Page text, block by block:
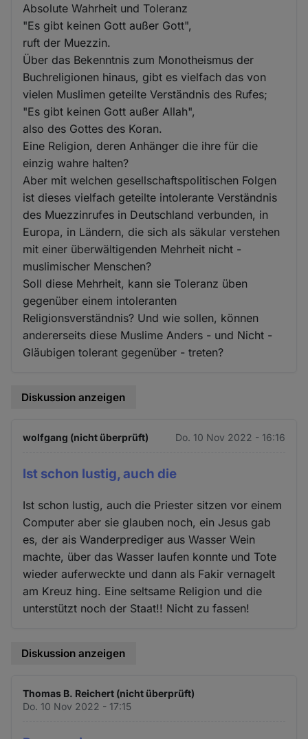
Absolute Wahrheit und Toleranz
"Es gibt keinen Gott außer Gott",
ruft der Muezzin.
Über das Bekenntnis zum Monotheismus der
Buchreligionen hinaus, gibt es vielfach das von
vielen Muslimen geteilte Verständnis des Rufes;
"Es gibt keinen Gott außer Allah",
also des Gottes des Koran.
Eine Religion, deren Anhänger die ihre für die
einzig wahre halten?
Aber mit welchen gesellschaftspolitischen Folgen
ist dieses vielfach geteilte intolerante Verständnis
des Muezzinrufes in Deutschland verbunden, in
Europa, in Ländern, die sich als säkular verstehen
mit einer überwältigenden Mehrheit nicht -
muslimischer Menschen?
Soll diese Mehrheit, kann sie Toleranz üben
gegenüber einem intoleranten
Religionsverständnis? Und wie sollen, können
andererseits diese Muslime Anders - und Nicht -
Gläubigen tolerant gegenüber - treten?
Diskussion anzeigen
wolfgang (nicht überprüft) Do. 10 Nov 2022 - 16:16
Ist schon lustig, auch die
Ist schon lustig, auch die Priester sitzen vor einem
Computer aber sie glauben noch, ein Jesus gab
es, der ais Wanderprediger aus Wasser Wein
machte, über das Wasser laufen konnte und Tote
wieder auferweckte und dann als Fakir vernagelt
am Kreuz hing. Eine seltsame Religion und die
unterstützt noch der Staat!! Nicht zu fassen!
Diskussion anzeigen
Thomas B. Reichert (nicht überprüft)
Do. 10 Nov 2022 - 17:15